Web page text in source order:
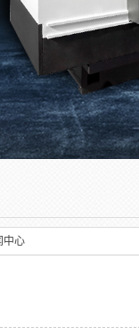
中心